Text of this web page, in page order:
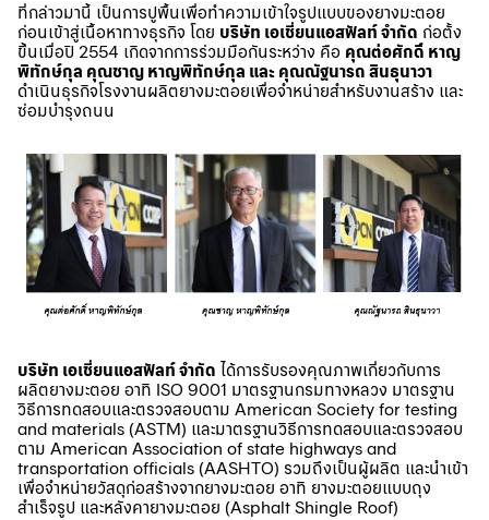
ที่กล่าวมานี้ เป็นการปูพื้นเพื่อทำความเข้าใจรูปแบบของยางมะตอย
ก่อนเข้าสู่เนื้อหาทางธุรกิจ โดย บริษัท เอเชี่ยนแอสฟัลท์ จำกัด ก่อตั้ง
ขึ้นเมื่อปี 2554 เกิดจากการร่วมมือกันระหว่าง คือ คุณต่อศักดิ์ หาญ
พิทักษ์กุล คุณชาญ หาญพิทักษ์กุล และ คุณณัฐนารถ สินธุนาวา
ดำเนินธุรกิจโรงงานผลิตยางมะตอยเพื่อจำหน่ายสำหรับงานสร้าง และ
ซ่อมบำรุงถนน
บริษัท เอเชี่ยนแอสฟัลท์ จำกัด ได้การรับรองคุณภาพเกี่ยวกับการ
ผลิตยางมะตอย อาทิ ISO 9001 มาตรฐานกรมทางหลวง มาตรฐาน
วิธีการทดสอบและตรวจสอบตาม American Society for testing
and materials (ASTM) และมาตรฐานวิธีการทดสอบและตรวจสอบ
ตาม American Association of state highways and
transportation officials (AASHTO) รวมถึงเป็นผู้ผลิต และนำเข้า
เพื่อจำหน่ายวัสดุก่อสร้างจากยางมะตอย อาทิ ยางมะตอยแบบถุง
สำเร็จรูป และหลังคายางมะตอย (Asphalt Shingle Roof)